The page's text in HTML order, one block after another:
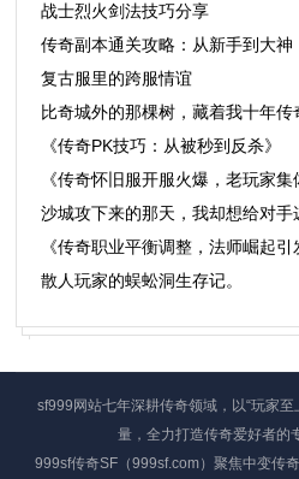
战士烈火剑法技巧分享
传奇副本通关攻略：从新手到大神
复古服里的跨服情谊
比奇城外的那棵树，藏着我十年传
《传奇PK技巧：从被秒到反杀》
《传奇怀旧服开服火爆，老玩家集
沙城攻下来的那天，我却想给对手
《传奇职业平衡调整，法师崛起引
散人玩家的蜈蚣洞生存记。
sf999网站七年深耕传奇领域，以“玩家
量，全力打造传奇爱好者的
999sf传奇SF（999sf.com）聚焦中变传